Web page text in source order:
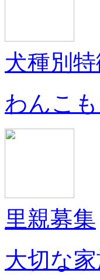
犬種別
わんこ
里親募集
大切な